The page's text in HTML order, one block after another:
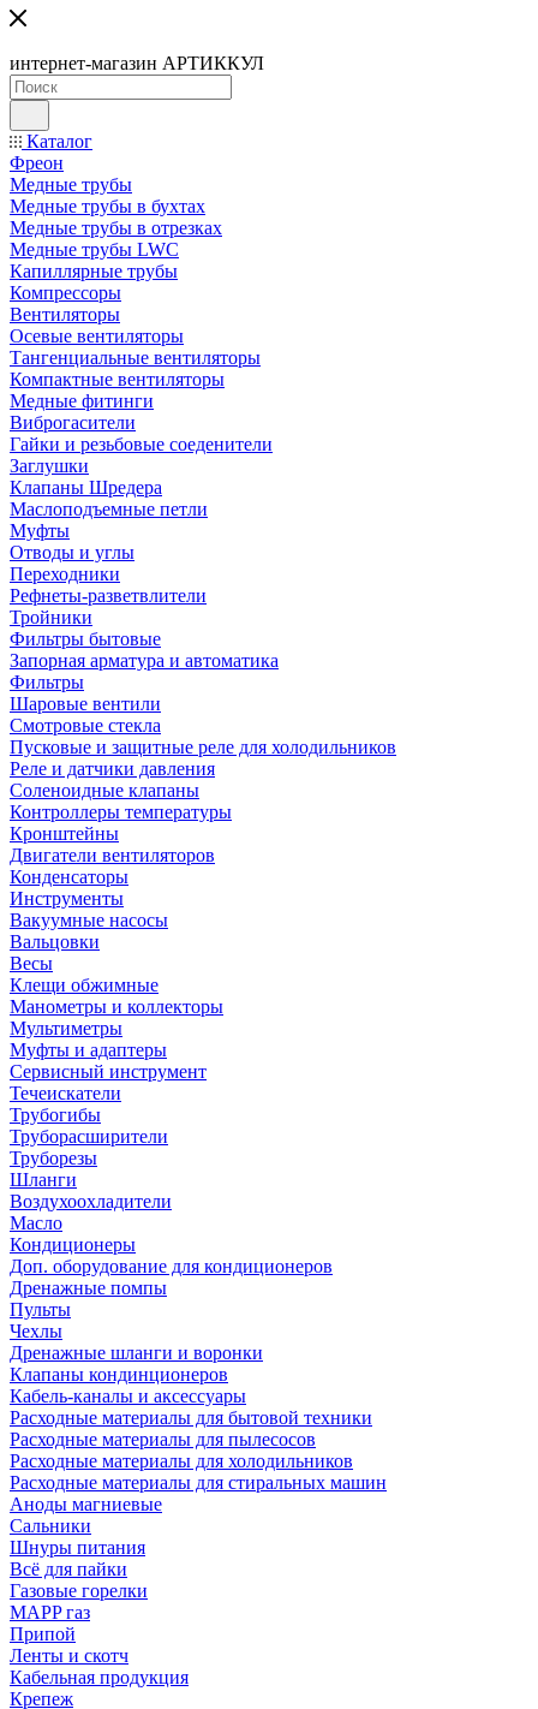
интернет-магазин АРТИККУЛ
Каталог
Фреон
Медные трубы
Медные трубы в бухтах
Медные трубы в отрезках
Медные трубы LWC
Капиллярные трубы
Компрессоры
Вентиляторы
Осевые вентиляторы
Тангенциальные вентиляторы
Компактные вентиляторы
Медные фитинги
Виброгасители
Гайки и резьбовые соеденители
Заглушки
Клапаны Шредера
Маслоподъемные петли
Муфты
Отводы и углы
Переходники
Рефнеты-разветвлители
Тройники
Фильтры бытовые
Запорная арматура и автоматика
Фильтры
Шаровые вентили
Смотровые стекла
Пусковые и защитные реле для холодильников
Реле и датчики давления
Соленоидные клапаны
Контроллеры температуры
Кронштейны
Двигатели вентиляторов
Конденсаторы
Инструменты
Вакуумные насосы
Вальцовки
Весы
Клещи обжимные
Манометры и коллекторы
Мультиметры
Муфты и адаптеры
Сервисный инструмент
Течеискатели
Трубогибы
Труборасширители
Труборезы
Шланги
Воздухоохладители
Масло
Кондиционеры
Доп. оборудование для кондиционеров
Дренажные помпы
Пульты
Чехлы
Дренажные шланги и воронки
Клапаны кондинционеров
Кабель-каналы и аксессуары
Расходные материалы для бытовой техники
Расходные материалы для пылесосов
Расходные материалы для холодильников
Расходные материалы для стиральных машин
Аноды магниевые
Сальники
Шнуры питания
Всё для пайки
Газовые горелки
MAPP газ
Припой
Ленты и скотч
Кабельная продукция
Крепеж